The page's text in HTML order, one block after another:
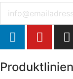
Produktlinien